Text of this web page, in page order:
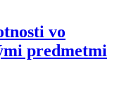
vo
predmetmi